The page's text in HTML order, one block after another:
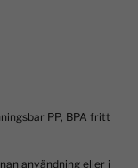
PP, BPA fritt
användning eller i